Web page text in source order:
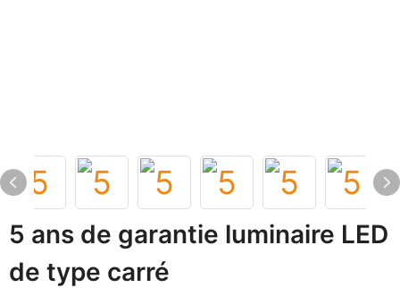
5 ans de garantie luminaire LED
de type carré